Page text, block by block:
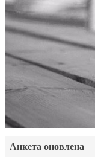
Анкета оновлена